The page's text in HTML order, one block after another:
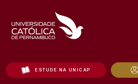
ESTUDE NA UNICAP